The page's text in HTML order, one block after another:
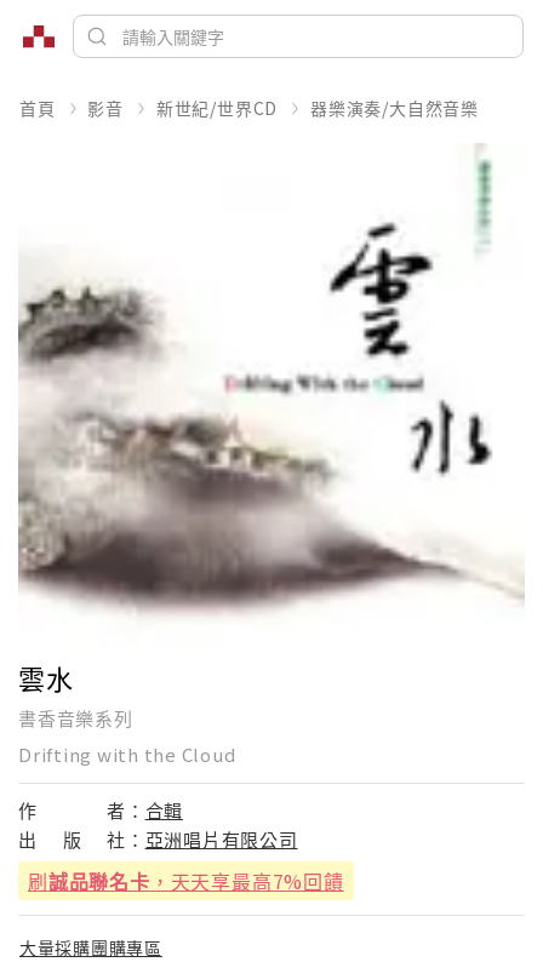
首頁 影音 新世紀/世界CD 器樂演奏/大自然音樂
雲水
書香音樂系列
Drifting with the Cloud
作 者： 合輯
出
版 社： 亞洲唱片有限公司
刷誠品聯名卡 ，天天享最高7%回饋
大量採購團購專區